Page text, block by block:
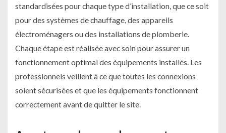
standardisées pour chaque type d’installation, que ce soit
pour des systèmes de chauffage, des appareils
électroménagers ou des installations de plomberie.
Chaque étape est réalisée avec soin pour assurer un
fonctionnement optimal des équipements installés. Les
professionnels veillent à ce que toutes les connexions
soient sécurisées et que les équipements fonctionnent
correctement avant de quitter le site.